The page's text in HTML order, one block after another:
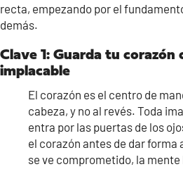
recta, empezando por el
demás.
Clave 1: Guarda tu corazón
implacable
El corazón es el centro de
cabeza, y no al revés. Toda
entra por las puertas de los
el corazón antes de dar forma
se ve comprometido, la